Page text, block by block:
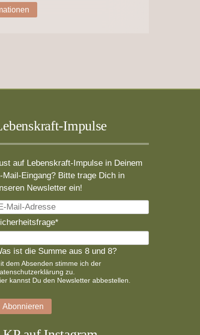
Impulse
auf Lebenskraft-Impulse in Deinem
Mail-Eingang? Bitte trage Dich in
Newsletter ein!
*
ist die Summe aus 8 und 8?
dem Absenden stimme ich der
zu.
kannst Du den Newsletter abbestellen.
Abonnieren